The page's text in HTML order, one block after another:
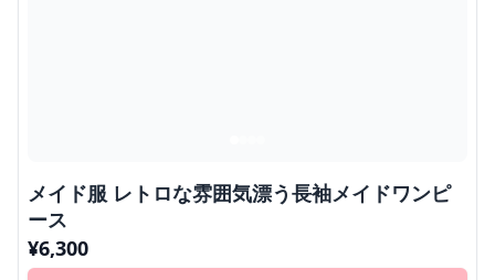
メイド服 レトロな雰囲気漂う長袖メイドワンピ
ース
¥6,300